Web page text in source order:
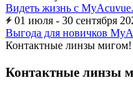
Видеть жизнь с
01 июля - 30 сентября
Выгода для новичков
Контактные линзы мигом!
Контактные линзы